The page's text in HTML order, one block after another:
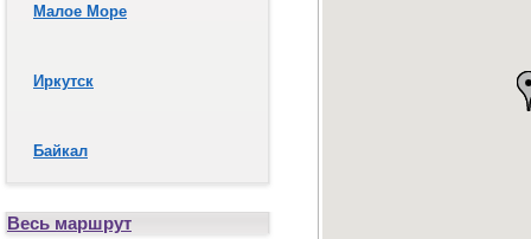
Малое Море
Иркутск
Байкал
Весь маршрут